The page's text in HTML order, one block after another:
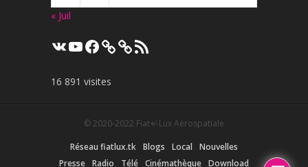
« Juil
VK YouTube
Facebook Flux
RSS
16 891 visites
© 2020-2022 Fiat+⁄-Lux Aérospatiale
Réseau fiatlux.tk Blogs Local
Nouvelles
Presse Radio Télé Cinémathèque Download